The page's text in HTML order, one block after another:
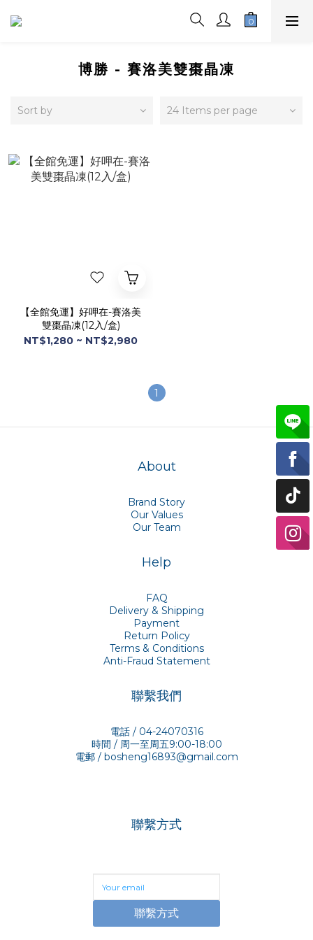
博勝 - 賽洛美雙棗晶凍
Sort by 24 Items per page
【全館免運】好呷在-賽洛美
雙棗晶凍(12入/盒)
NT$1,280 ~ NT$2,980
1
About
Brand Story
Our Values
Our Team
Help
FAQ
Delivery & Shipping
Payment
Return Policy
Terms & Conditions
Anti-Fraud Statement
聯繫我們
電話 / 04-24070316
時間 / 周一至周五9:00-18:00
電郵 / bosheng16893@gmail.com
聯繫方式
聯繫方式